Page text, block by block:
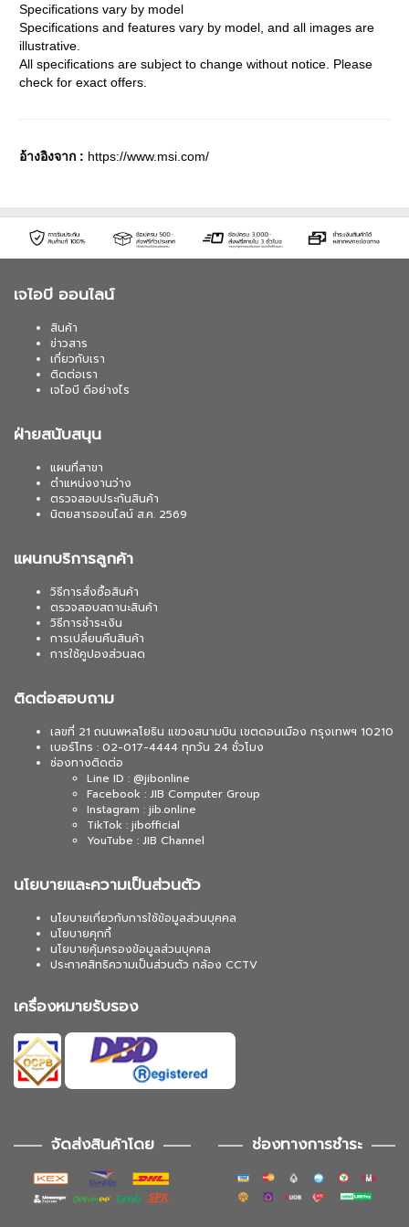
Specifications vary by model
Specifications and features vary by model, and all images are
illustrative.
All specifications are subject to change without notice. Please
check for exact offers.
อ้างอิงจาก : https://www.msi.com/
เจไอบี ออนไลน์
สินค้า
ข่าวสาร
เกี่ยวกับเรา
ติดต่อเรา
เจไอบี ดีอย่างไร
ฝ่ายสนับสนุน
แผนที่สาขา
ตำแหน่งงานว่าง
ตรวจสอบประกันสินค้า
นิตยสารออนไลน์ ส.ค. 2569
แผนกบริการลูกค้า
วิธีการสั่งซื้อสินค้า
ตรวจสอบสถานะสินค้า
วิธีการชำระเงิน
การเปลี่ยนคืนสินค้า
การใช้คูปองส่วนลด
ติดต่อสอบถาม
เลขที่ 21 ถนนพหลโยธิน แขวงสนามบิน เขตดอนเมือง กรุงเทพฯ 10210
เบอร์โทร : 02-017-4444 ทุกวัน 24 ชั่วโมง
ช่องทางติดต่อ
Line ID : @jibonline
Facebook : JIB Computer Group
Instagram : jib.online
TikTok : jibofficial
YouTube : JIB Channel
นโยบายและความเป็นส่วนตัว
นโยบายเกี่ยวกับการใช้ข้อมูลส่วนบุคคล
นโยบายคุกกี้
นโยบายคุ้มครองข้อมูลส่วนบุคคล
ประกาศสิทธิความเป็นส่วนตัว กล้อง CCTV
เครื่องหมายรับรอง
จัดส่งสินค้าโดย ช่องทางการชำระ